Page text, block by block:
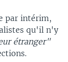
par intérim,
qu'il n'y
étranger"